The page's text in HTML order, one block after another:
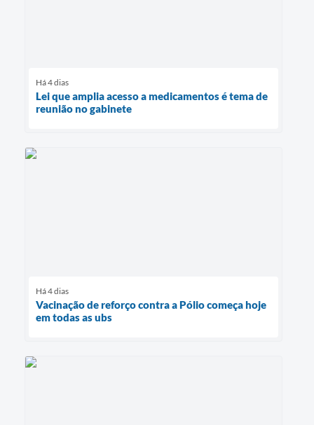
Há 4 dias
Lei que amplia acesso a medicamentos é tema de
reunião no gabinete
Há 4 dias
Vacinação de reforço contra a Pólio começa hoje
em todas as ubs